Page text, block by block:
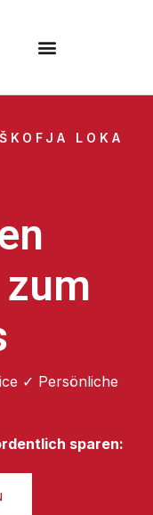
LOKA
✓ Persönliche
sparen: